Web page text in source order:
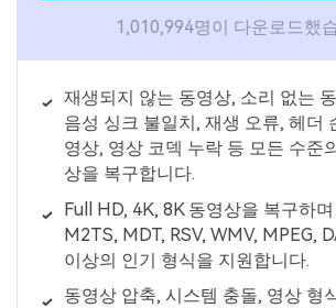
1,010,994명이 다운로드했
재생되지 않는 동영상, 소리 없는
음성 싱크 불일치, 재생 오류, 헤더
영상, 영상 코덱 누락 등 모든 수준
상을 복구합니다.
Full HD, 4K, 8K 동영상을 복구하
M2TS, MDT, RSV, WMV, MPEG,
이상의 인기 형식을 지원합니다.
동영상 압축, 시스템 충돌, 영상 형